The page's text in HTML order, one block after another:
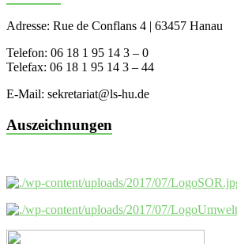
Adresse: Rue de Conflans 4 | 63457 Hanau
Telefon: 06 18 1 95 14 3 – 0
Telefax: 06 18 1 95 14 3 – 44
E-Mail: sekretariat@ls-hu.de
Auszeichnungen